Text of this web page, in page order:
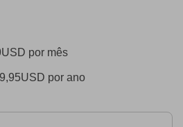
por mês
por ano